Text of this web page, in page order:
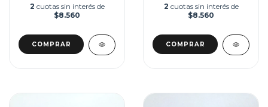
2 cuotas sin interés de
$8.560
2 cuotas sin interés de
$8.560